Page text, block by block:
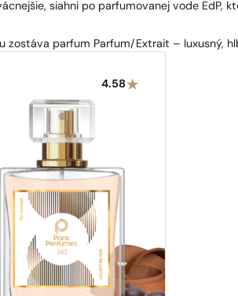
siahni po parfumovanej vode EdP,
zostáva parfum Parfum/Extrait – luxusný,
4.58